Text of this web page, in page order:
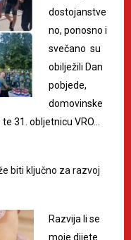
dostojanstve
no, ponosno i
svečano su
obilježili Dan
pobjede,
domovinske
31. obljetnicu VRO…
biti ključno za razvoj
Razvija li se
moje dijete